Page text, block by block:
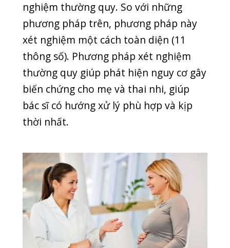
bầu có thể an tâm thực hiện xét
nghiệm, bảo vệ bé yêu mà không cần
lo lắng về khoản phí xét nghiệm nào.
Phương pháp sàng lọc trước sinh rất đa
dạng, phù hợp với độ tuổi thai nhi.
Thời gian trả kết quả nhanh chóng.
Đảm bảo kết quả chính xác và an toàn vượt
trội.
Đội ngũ bác sĩ chuyên môn cao và giàu kinh
thống máy xét nghiệm sinh hoá; huyết học; miễn
dịch.
Hãy đăng ký ngay gói sinh trọn gói tại
phòng khám Quốc tế Quang Thanh
qua hotline
0225.3922.666để được
hưởng ưu đãi miễn phí toàn bộ xét